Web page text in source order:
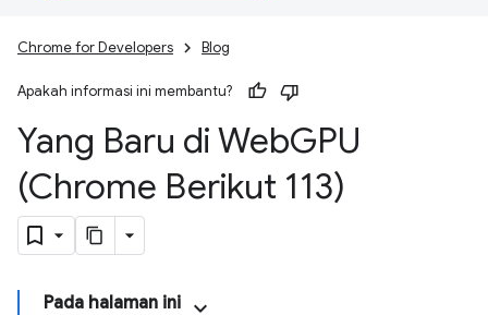
Chrome for Developers Blog
Apakah informasi ini membantu?
Yang Baru di WebGPU
(Chrome Berikut 113)
Pada halaman ini